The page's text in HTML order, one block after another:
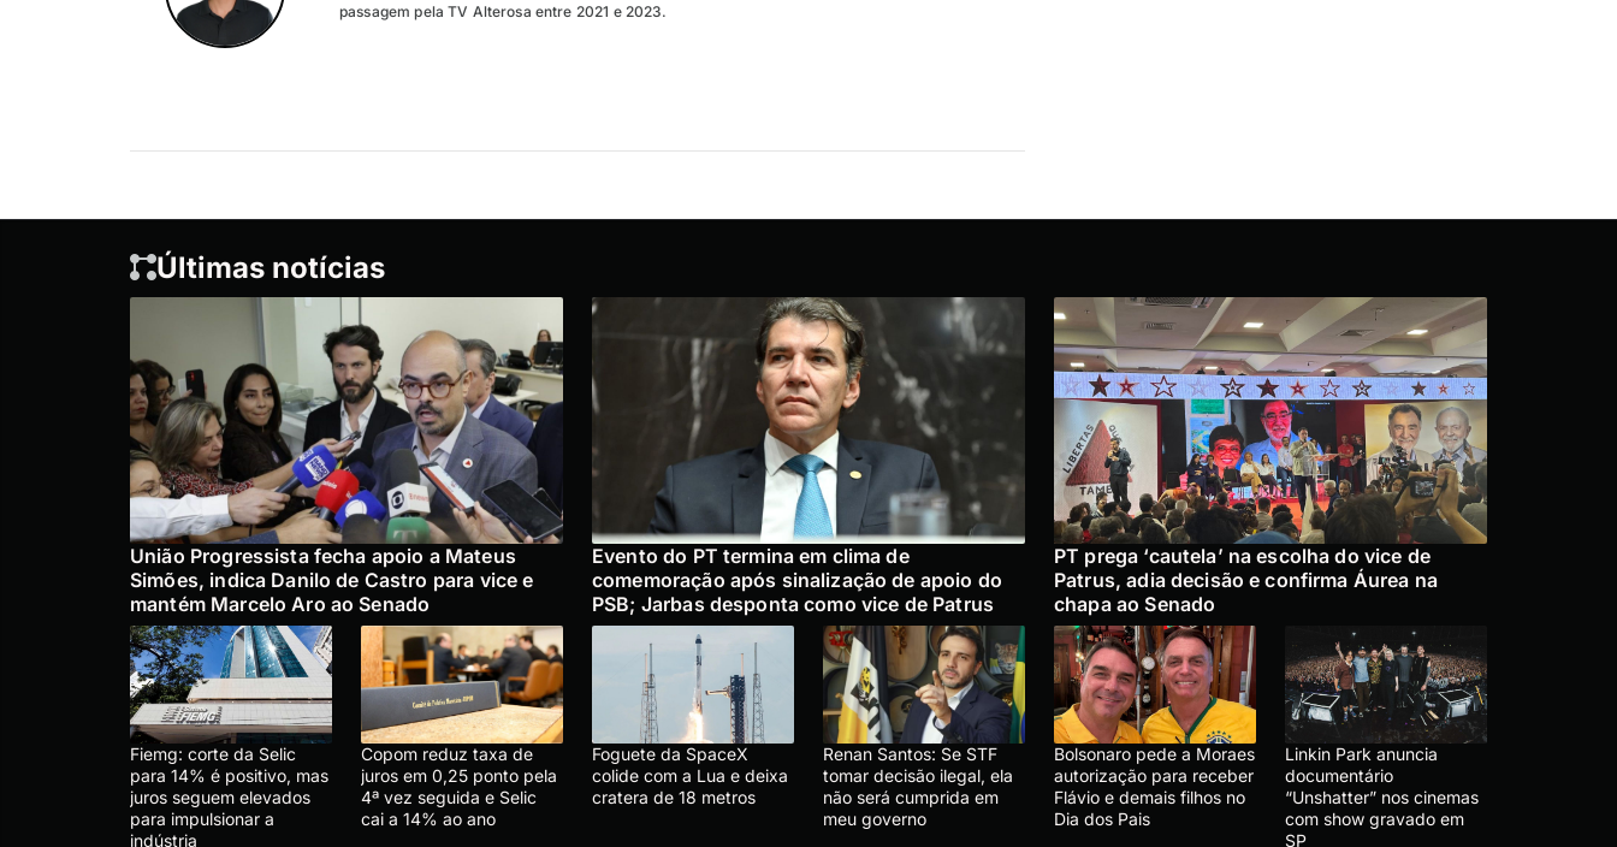
passagem pela TV Alterosa entre 2021 e 2023.
Últimas notícias
União Progressista fecha apoio a Mateus
Simões, indica Danilo de Castro para vice e
mantém Marcelo Aro ao Senado
Evento do PT termina em clima de
comemoração após sinalização de apoio do
PSB; Jarbas desponta como vice de Patrus
PT prega ‘cautela’ na escolha do vice de
Patrus, adia decisão e confirma Áurea na
chapa ao Senado
Fiemg: corte da Selic
para 14% é positivo, mas
juros seguem elevados
para impulsionar a
indústria
Copom reduz taxa de
juros em 0,25 ponto pela
4ª vez seguida e Selic
cai a 14% ao ano
Foguete da SpaceX
colide com a Lua e deixa
cratera de 18 metros
Renan Santos: Se STF
tomar decisão ilegal, ela
não será cumprida em
meu governo
Bolsonaro pede a Moraes
autorização para receber
Flávio e demais filhos no
Dia dos Pais
Linkin Park anuncia
documentário
“Unshatter” nos cinemas
com show gravado em
SP